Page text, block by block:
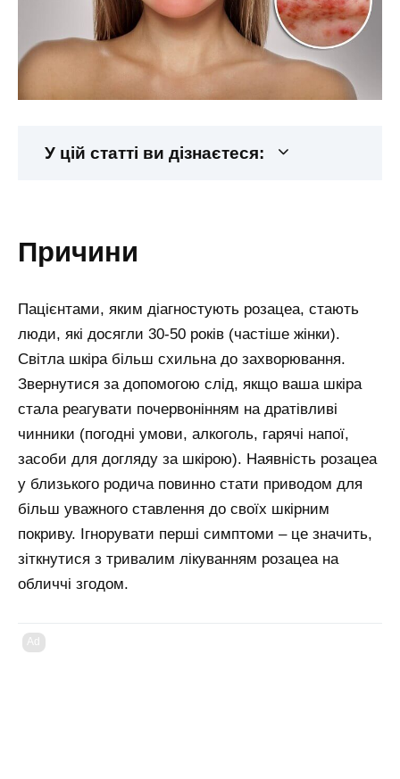
У цій статті ви дізнаєтеся:
причини
Пацієнтами, яким діагностують розацеа, стають
люди, які досягли 30-50 років (частіше жінки).
Світла шкіра більш схильна до захворювання.
Звернутися за допомогою слід, якщо ваша шкіра
стала реагувати почервонінням на дратівливі
чинники (погодні умови, алкоголь, гарячі напої,
засоби для догляду за шкірою). Наявність розацеа
у близького родича повинно стати приводом для
більш уважного ставлення до своїх шкірним
покриву. Ігнорувати перші симптоми – це значить,
зіткнутися з тривалим лікуванням розацеа на
обличчі згодом.
Ad